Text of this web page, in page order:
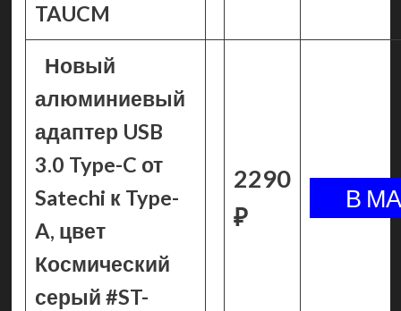
TAUCM
Новый
алюминиевый
адаптер USB
3.0 Type-C от
Satechi к Type-
A, цвет
Космический
серый #ST-
2290
₽